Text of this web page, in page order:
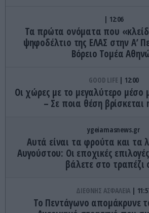
12:06
Τα πρώτα ονόματα που
ψηφοδέλτιο της ΕΛΑΣ στην Α’
Βόρειο Τομέα
GOOD LIFE 12:00
Οι χώρες με το μεγαλύτερο μέσο
– Σε ποια θέση βρίσκεται
ygeiamasnews.gr
Αυτά είναι τα φρούτα και τα
Αυγούστου: Οι εποχικές
βάλετε στο τραπέζι
ΔΙΕΘΝΗΣ ΑΣΦΑΛΕΙΑ
Το Πεντάγωνο απομάκρυνε